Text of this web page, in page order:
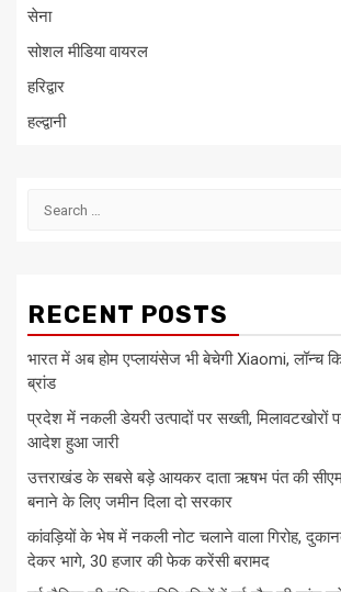
सेना
सोशल मीडिया वायरल
हरिद्वार
हल्द्वानी
Search
RECENT POSTS
भारत में अब होम एप्लायंसेज भी बेचेगी Xiaomi, लॉन्च
ब्रांड
प्रदेश में नकली डेयरी उत्पादों पर सख्ती, मिलावटखोरों
आदेश हुआ जारी
उत्तराखंड के सबसे बड़े आयकर दाता ऋषभ पंत की सीएम
बनाने के लिए जमीन दिला दो सरकार
कांवड़ियों के भेष में नकली नोट चलाने वाला गिरोह,
देकर भागे, 30 हजार की फेक करेंसी बरामद